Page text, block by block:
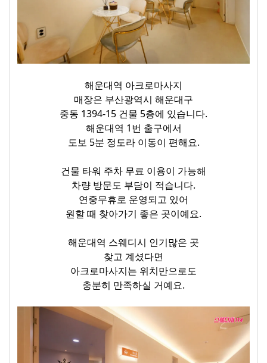
해운대역 아크로마사지
매장은 부산광역시 해운대구
중동 1394-15 건물 5층에 있습니다.
해운대역 1번 출구에서
도보 5분 정도라 이동이 편해요.
건물 타워 주차 무료 이용이 가능해
차량 방문도 부담이 적습니다.
연중무휴로 운영되고 있어
원할 때 찾아가기 좋은 곳이예요.
해운대역 스웨디시 인기많은 곳
찾고 계셨다면
아크로마사지는 위치만으로도
충분히 만족하실 거예요.